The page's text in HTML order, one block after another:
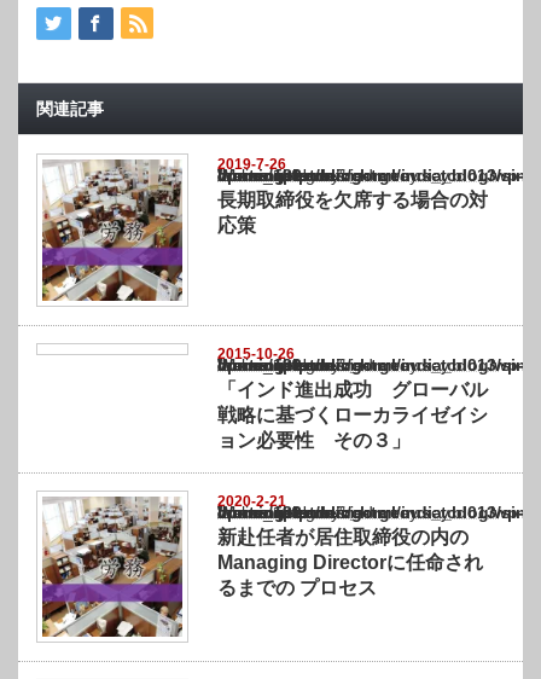
関連記事
2019-7-26
Warning
: Undefined array key "show_category" in
/home/netst/kuno-cpa.co.jp/public_html/india_blog/wp-content/themes/
on line183
長期取締役を欠席する場合の対
応策
2015-10-26
Warning
: Undefined array key "show_category" in
/home/netst/kuno-cpa.co.jp/public_html/india_blog/wp-content/themes/
on line183
「インド進出成功 グローバル
戦略に基づくローカライゼイシ
ョン必要性 その３」
2020-2-21
Warning
: Undefined array key "show_category" in
/home/netst/kuno-cpa.co.jp/public_html/india_blog/wp-content/themes/
on line183
新赴任者が居住取締役の内の
Managing Directorに任命され
るまでの プロセス